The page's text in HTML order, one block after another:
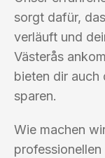
sorgt dafür,
verläuft und
Västerås
bieten dir auch
sparen.
Wie machen
professionellen